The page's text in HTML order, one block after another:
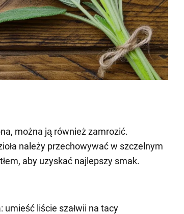
można ją również zamrozić.
należy przechowywać w szczelnym
aby uzyskać najlepszy smak.
liście szałwii na tacy